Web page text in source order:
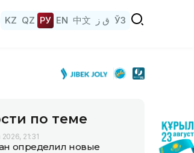
KZ QZ РУ EN 中文 ق ز ЎЗ
по теме
2026, 21:31
определил новые